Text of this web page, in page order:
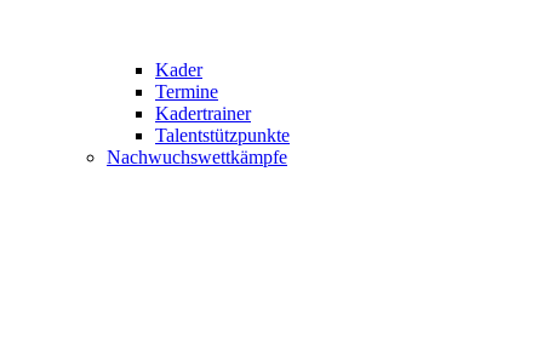
Kader
Termine
Kadertrainer
Talentstützpunkte
Nachwuchswettkämpfe